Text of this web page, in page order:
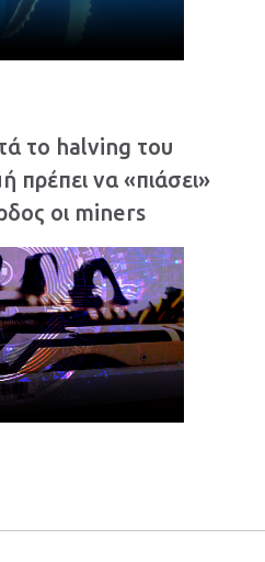
το halving του
πρέπει να «πιάσει»
οι miners